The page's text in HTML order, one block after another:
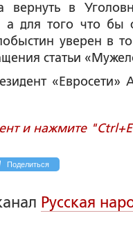
вернуть в
для того что бы
уверен в
статьи
и нажмите
Поделиться
Русская